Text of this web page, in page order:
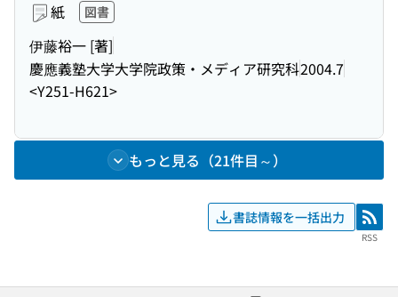
紙 図書
伊藤裕一 [著]
慶應義塾大学大学院政策・メディア研究科2004.7
<Y251-H621>
もっと見る（21件目～）
書誌情報を一括出力 RSS
RSS